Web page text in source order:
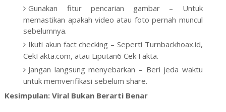
Gunakan fitur pencarian gambar – Untuk
memastikan apakah video atau foto pernah muncul
sebelumnya.
Ikuti akun fact checking – Seperti Turnbackhoax.id,
CekFakta.com, atau Liputan6 Cek Fakta.
Jangan langsung menyebarkan – Beri jeda waktu
untuk memverifikasi sebelum share.
Kesimpulan: Viral Bukan Berarti Benar